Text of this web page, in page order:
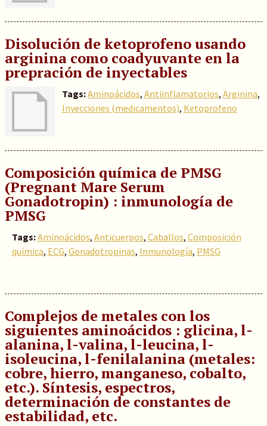
Disolución de ketoprofeno usando
arginina como coadyuvante en la
prepración de inyectables
Tags:Aminoácidos, Antiinflamatorios, Arginina,
Inyecciones (medicamentos), Ketoprofeno
Composición química de PMSG
(Pregnant Mare Serum
Gonadotropin) : inmunología de
PMSG
Tags:Aminoácidos, Anticuerpos, Caballos, Composición
química, ECG, Gonadotropinas, Inmunología, PMSG
Complejos de metales con los
siguientes aminoácidos : glicina, l-
alanina, l-valina, l-leucina, l-
isoleucina, l-fenilalanina (metales:
cobre, hierro, manganeso, cobalto,
etc.). Síntesis, espectros,
determinación de constantes de
estabilidad, etc.